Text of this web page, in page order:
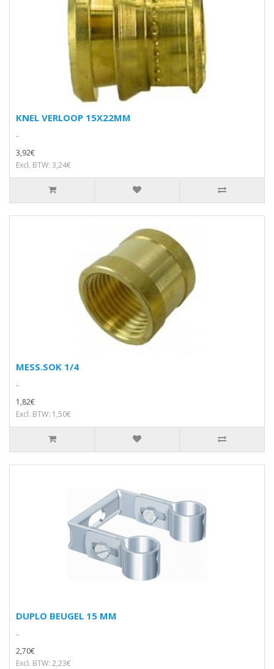
KNEL VERLOOP 15X22MM
..
3,92€
Excl. BTW: 3,24€
MESS.SOK 1/4
..
1,82€
Excl. BTW: 1,50€
DUPLO BEUGEL 15 MM
..
2,70€
Excl. BTW: 2,23€